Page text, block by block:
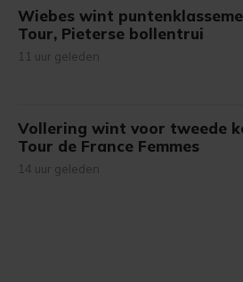
Wiebes wint
Tour, Pieterse bollentrui
11 uur geleden
Vollering wint voor tweede
Tour de France Femmes
14 uur geleden